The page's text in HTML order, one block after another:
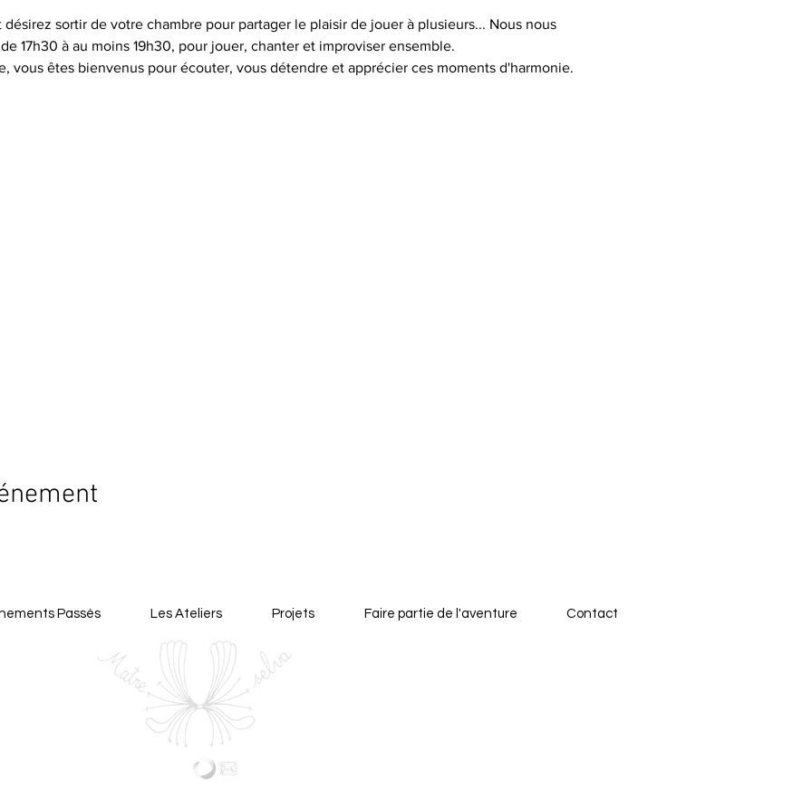
sortir de votre chambre pour partager le plaisir de jouer à plusieurs... Nous nous
17h30 à au moins 19h30, pour jouer, chanter et improviser ensemble.
vous êtes bienvenus pour écouter, vous détendre et apprécier ces moments d'harmonie.
Passés Les Ateliers Projets Faire partie de l'aventure Contact